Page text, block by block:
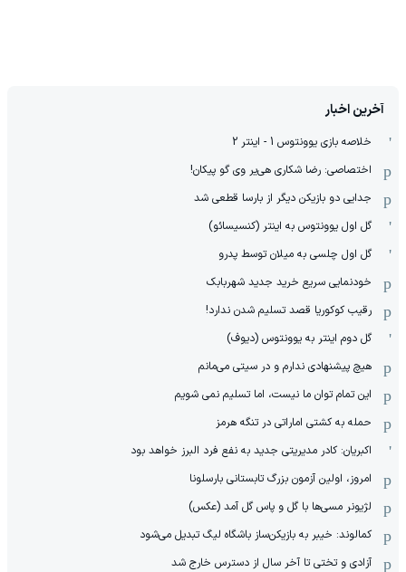
آخرین اخبار
خلاصه بازی یوونتوس 1 - اینتر 2
اختصاصی: رضا شکاری هی‌یر وی‌ گو پیکان!
جدایی دو بازیکن دیگر از بارسا قطعی شد
گل اول یوونتوس به اینتر (کنسیسائو)
گل اول چلسی به میلان توسط پدرو
خودنمایی سریع خرید جدید شهربابک
رقیب کوکوریا قصد تسلیم شدن ندارد!
گل دوم اینتر به یوونتوس (دیوف)
هیچ پیشنهادی ندارم و در سیتی می‌مانم
این تمام توان ما نیست، اما تسلیم نمی شویم
حمله به کشتی اماراتی در تنگه هرمز
اکبریان: کادر مدیریتی جدید به نفع فرد البرز خواهد بود
امروز، اولین آزمون بزرگ تابستانی بارسلونا
لژیونر مسی‌ها با گل و پاس گل آمد (عکس)
کمالوند: خیبر به بازیکن‌ساز باشگاه لیگ تبدیل می‌شود
آزادی و تختی تا آخر سال از دسترس خارج شد